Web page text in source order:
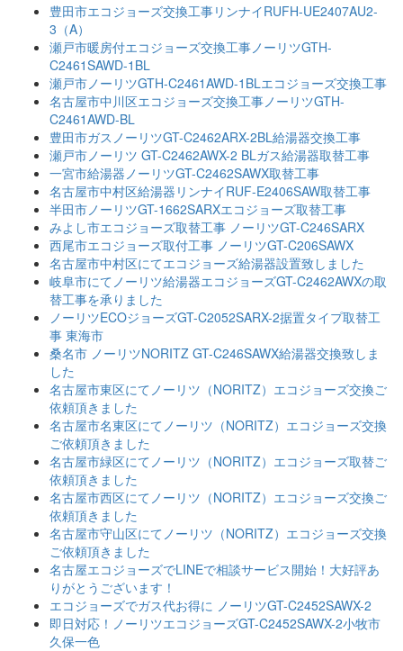
豊田市エコジョーズ交換工事リンナイRUFH-UE2407AU2-
3（A）
瀬戸市暖房付エコジョーズ交換工事ノーリツGTH-
C2461SAWD-1BL
瀬戸市ノーリツGTH-C2461AWD-1BLエコジョーズ交換工事
名古屋市中川区エコジョーズ交換工事ノーリツGTH-
C2461AWD-BL
豊田市ガスノーリツGT-C2462ARX-2BL給湯器交換工事
瀬戸市ノーリツ GT-C2462AWX-2 BLガス給湯器取替工事
一宮市給湯器ノーリツGT-C2462SAWX取替工事
名古屋市中村区給湯器リンナイRUF-E2406SAW取替工事
半田市ノーリツGT-1662SARXエコジョーズ取替工事
みよし市エコジョーズ取替工事 ノーリツGT-C246SARX
西尾市エコジョーズ取付工事 ノーリツGT-C206SAWX
名古屋市中村区にてエコジョーズ給湯器設置致しました
岐阜市にてノーリツ給湯器エコジョーズGT-C2462AWXの取
替工事を承りました
ノーリツECOジョーズGT-C2052SARX-2据置タイプ取替工
事 東海市
桑名市 ノーリツNORITZ GT-C246SAWX給湯器交換致しま
した
名古屋市東区にてノーリツ（NORITZ）エコジョーズ交換ご
依頼頂きました
名古屋市名東区にてノーリツ（NORITZ）エコジョーズ交換
ご依頼頂きました
名古屋市緑区にてノーリツ（NORITZ）エコジョーズ取替ご
依頼頂きました
名古屋市西区にてノーリツ（NORITZ）エコジョーズ交換ご
依頼頂きました
名古屋市守山区にてノーリツ（NORITZ）エコジョーズ交換
ご依頼頂きました
名古屋エコジョーズでLINEで相談サービス開始！大好評あ
りがとうございます！
エコジョーズでガス代お得に ノーリツGT-C2452SAWX-2
即日対応！ノーリツエコジョーズGT-C2452SAWX-2小牧市
久保一色